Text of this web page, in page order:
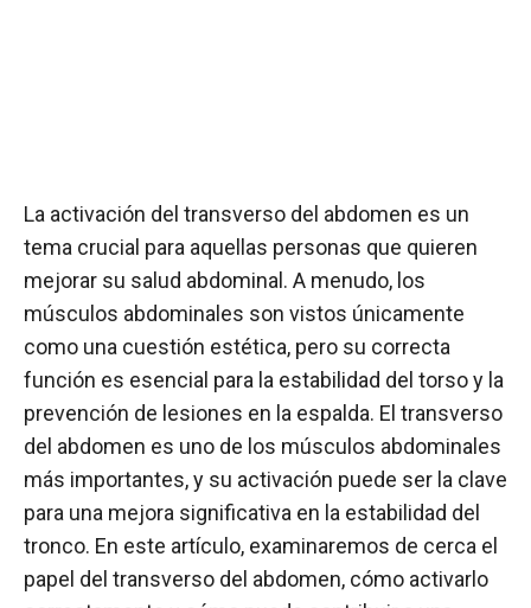
La activación del transverso del abdomen es un
tema crucial para aquellas personas que quieren
mejorar su salud abdominal. A menudo, los
músculos abdominales son vistos únicamente
como una cuestión estética, pero su correcta
función es esencial para la estabilidad del torso y la
prevención de lesiones en la espalda. El transverso
del abdomen es uno de los músculos abdominales
más importantes, y su activación puede ser la clave
para una mejora significativa en la estabilidad del
tronco. En este artículo, examinaremos de cerca el
papel del transverso del abdomen, cómo activarlo